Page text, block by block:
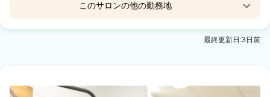
このサロンの他の勤務地
Lumi hair(ルミヘアー)
金沢駅 徒歩5分
最終更新日:3日前